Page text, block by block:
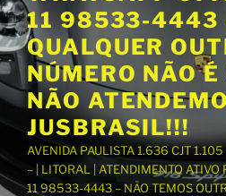
a
o
c
o
n
t
ú
d
11 98533-4443
QUALQUER
NÚMERO NÃO
NÃO
JUSBRASIL!!!
AVENIDA PAULISTA 1.636 CJT
– | LITORAL | ATENDIMENTO
11 98533-4443 – NÃO TEMOS